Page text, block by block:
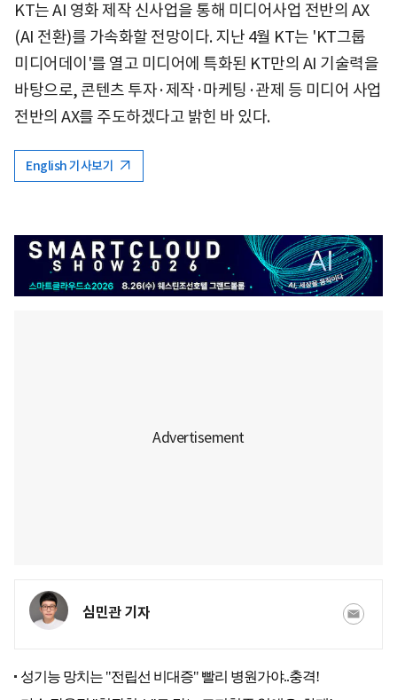
KT는 AI 영화 제작 신사업을 통해 미디어사업 전반의 AX
(AI 전환)를 가속화할 전망이다. 지난 4월 KT는 'KT그룹
미디어데이'를 열고 미디어에 특화된 KT만의 AI 기술력을
바탕으로, 콘텐츠 투자·제작·마케팅·관제 등 미디어 사업
전반의 AX를 주도하겠다고 밝힌 바 있다.
English 기사보기
심민관 기자